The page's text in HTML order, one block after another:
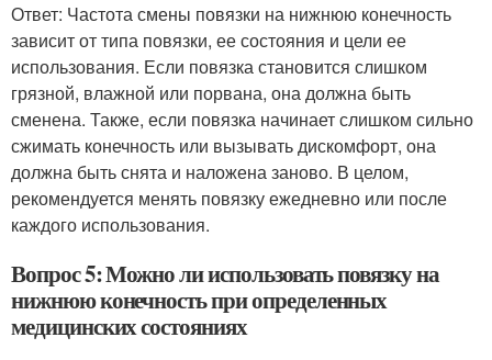
Ответ: Частота смены повязки на нижнюю конечность
зависит от типа повязки, ее состояния и цели ее
использования. Если повязка становится слишком
грязной, влажной или порвана, она должна быть
сменена. Также, если повязка начинает слишком сильно
сжимать конечность или вызывать дискомфорт, она
должна быть снята и наложена заново. В целом,
рекомендуется менять повязку ежедневно или после
каждого использования.
Вопрос 5: Можно ли использовать повязку на
нижнюю конечность при определенных
медицинских состояниях